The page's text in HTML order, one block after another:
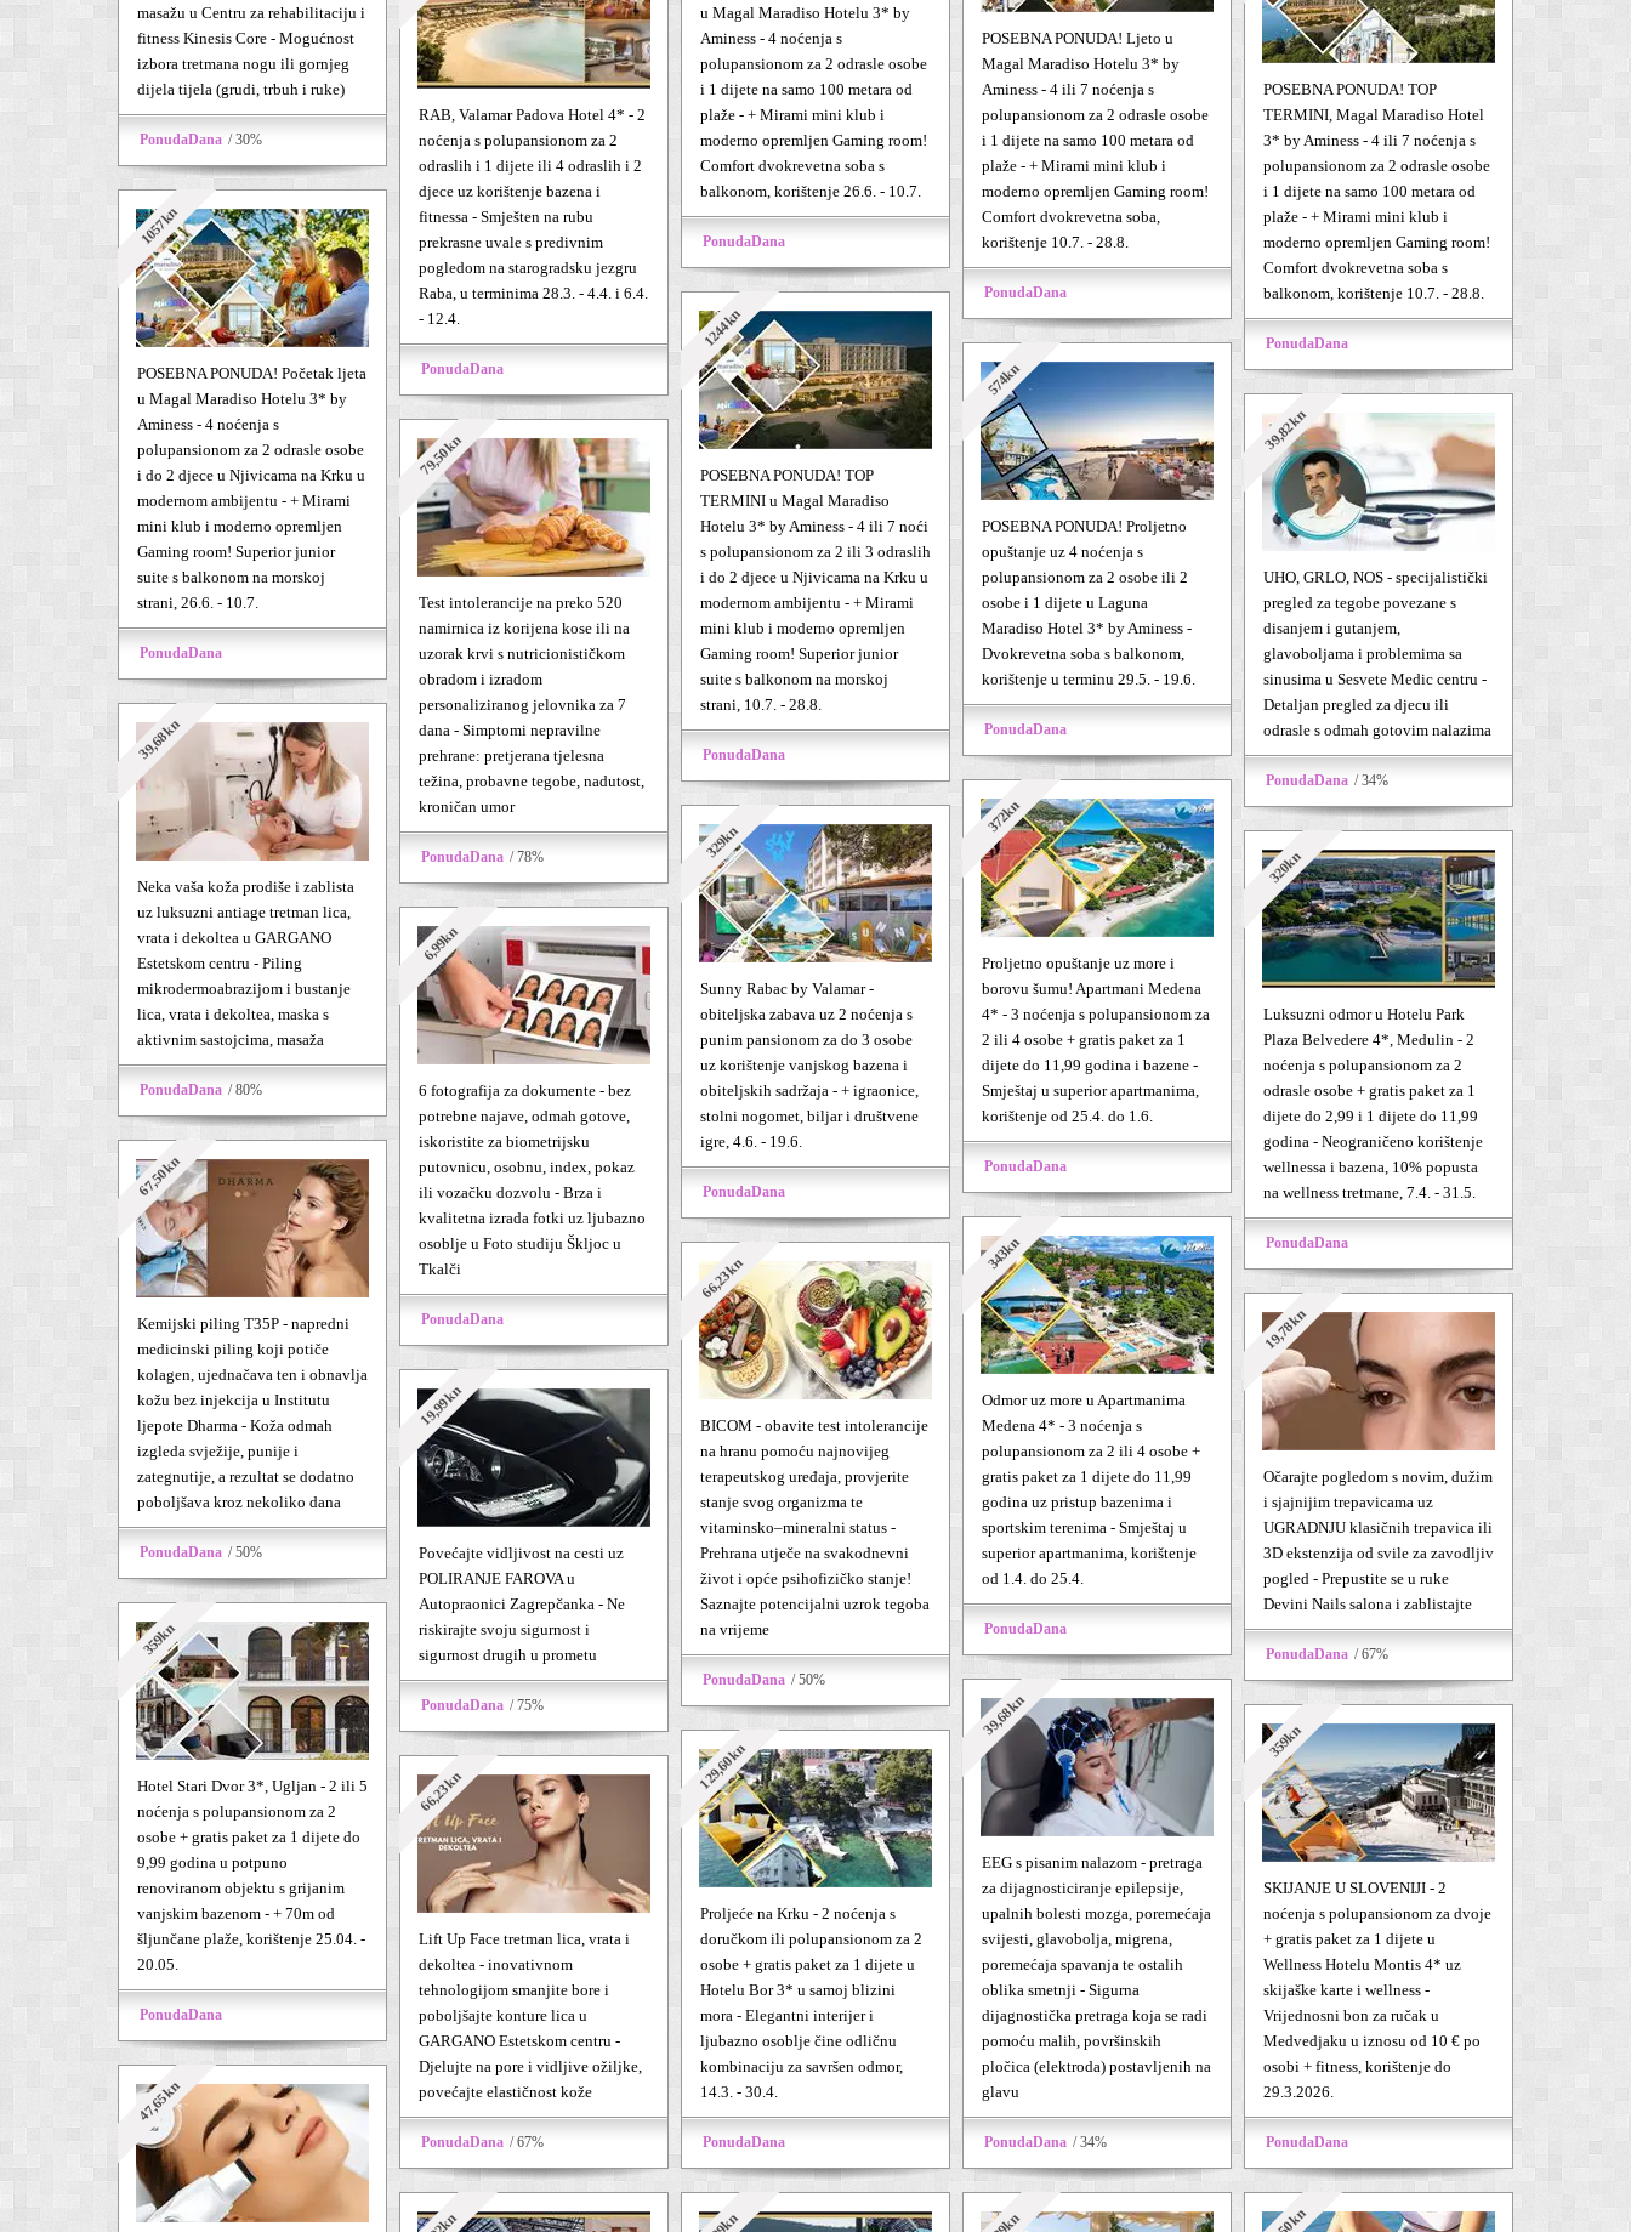
masažu u Centru za rehabilitaciju i
fitness Kinesis Core - Mogućnost
izbora tretmana nogu ili gornjeg
dijela tijela (grudi, trbuh i ruke)
PonudaDana / 30%
u Magal Maradiso Hotelu 3* by
Aminess - 4 noćenja s
polupansionom za 2 odrasle osobe
i 1 dijete na samo 100 metara od
plaže - + Mirami mini klub i
moderno opremljen Gaming room!
Comfort dvokrevetna soba s
balkonom, korištenje 26.6. - 10.7.
PonudaDana
POSEBNA PONUDA! Ljeto u
Magal Maradiso Hotelu 3* by
Aminess - 4 ili 7 noćenja s
polupansionom za 2 odrasle osobe
i 1 dijete na samo 100 metara od
plaže - + Mirami mini klub i
moderno opremljen Gaming room!
Comfort dvokrevetna soba,
korištenje 10.7. - 28.8.
PonudaDana
POSEBNA PONUDA! TOP
TERMINI, Magal Maradiso Hotel
3* by Aminess - 4 ili 7 noćenja s
polupansionom za 2 odrasle osobe
i 1 dijete na samo 100 metara od
plaže - + Mirami mini klub i
moderno opremljen Gaming room!
Comfort dvokrevetna soba s
balkonom, korištenje 10.7. - 28.8.
PonudaDana
RAB, Valamar Padova Hotel 4* - 2
noćenja s polupansionom za 2
odraslih i 1 dijete ili 4 odraslih i 2
djece uz korištenje bazena i
fitnessa - Smješten na rubu
prekrasne uvale s predivnim
pogledom na starogradsku jezgru
Raba, u terminima 28.3. - 4.4. i 6.4.
- 12.4.
PonudaDana
1057kn
POSEBNA PONUDA! Početak ljeta
u Magal Maradiso Hotelu 3* by
Aminess - 4 noćenja s
polupansionom za 2 odrasle osobe
i do 2 djece u Njivicama na Krku u
modernom ambijentu - + Mirami
mini klub i moderno opremljen
Gaming room! Superior junior
suite s balkonom na morskoj
strani, 26.6. - 10.7.
PonudaDana
1244kn
POSEBNA PONUDA! TOP
TERMINI u Magal Maradiso
Hotelu 3* by Aminess - 4 ili 7 noći
s polupansionom za 2 ili 3 odraslih
i do 2 djece u Njivicama na Krku u
modernom ambijentu - + Mirami
mini klub i moderno opremljen
Gaming room! Superior junior
suite s balkonom na morskoj
strani, 10.7. - 28.8.
PonudaDana
574kn
POSEBNA PONUDA! Proljetno
opuštanje uz 4 noćenja s
polupansionom za 2 osobe ili 2
osobe i 1 dijete u Laguna
Maradiso Hotel 3* by Aminess -
Dvokrevetna soba s balkonom,
korištenje u terminu 29.5. - 19.6.
PonudaDana
39,82kn
UHO, GRLO, NOS - specijalistički
pregled za tegobe povezane s
disanjem i gutanjem,
glavoboljama i problemima sa
sinusima u Sesvete Medic centru -
Detaljan pregled za djecu ili
odrasle s odmah gotovim nalazima
PonudaDana / 34%
79,50kn
Test intolerancije na preko 520
namirnica iz korijena kose ili na
uzorak krvi s nutricionističkom
obradom i izradom
personaliziranog jelovnika za 7
dana - Simptomi nepravilne
prehrane: pretjerana tjelesna
težina, probavne tegobe, nadutost,
kroničan umor
PonudaDana / 78%
39,68kn
Neka vaša koža prodiše i zablista
uz luksuzni antiage tretman lica,
vrata i dekoltea u GARGANO
Estetskom centru - Piling
mikrodermoabrazijom i bustanje
lica, vrata i dekoltea, maska s
aktivnim sastojcima, masaža
PonudaDana / 80%
372kn
Proljetno opuštanje uz more i
borovu šumu! Apartmani Medena
4* - 3 noćenja s polupansionom za
2 ili 4 osobe + gratis paket za 1
dijete do 11,99 godina i bazene -
Smještaj u superior apartmanima,
korištenje od 25.4. do 1.6.
PonudaDana
329kn
Sunny Rabac by Valamar -
obiteljska zabava uz 2 noćenja s
punim pansionom za do 3 osobe
uz korištenje vanjskog bazena i
obiteljskih sadržaja - + igraonice,
stolni nogomet, biljar i društvene
igre, 4.6. - 19.6.
PonudaDana
320kn
Luksuzni odmor u Hotelu Park
Plaza Belvedere 4*, Medulin - 2
noćenja s polupansionom za 2
odrasle osobe + gratis paket za 1
dijete do 2,99 i 1 dijete do 11,99
godina - Neograničeno korištenje
wellnessa i bazena, 10% popusta
na wellness tretmane, 7.4. - 31.5.
PonudaDana
6,99kn
6 fotografija za dokumente - bez
potrebne najave, odmah gotove,
iskoristite za biometrijsku
putovnicu, osobnu, index, pokaz
ili vozačku dozvolu - Brza i
kvalitetna izrada fotki uz ljubazno
osoblje u Foto studiju Škljoc u
Tkalči
PonudaDana
67,50kn
Kemijski piling T35P - napredni
medicinski piling koji potiče
kolagen, ujednačava ten i obnavlja
kožu bez injekcija u Institutu
ljepote Dharma - Koža odmah
izgleda svježije, punije i
zategnutije, a rezultat se dodatno
poboljšava kroz nekoliko dana
PonudaDana / 50%
343kn
Odmor uz more u Apartmanima
Medena 4* - 3 noćenja s
polupansionom za 2 ili 4 osobe +
gratis paket za 1 dijete do 11,99
godina uz pristup bazenima i
sportskim terenima - Smještaj u
superior apartmanima, korištenje
od 1.4. do 25.4.
PonudaDana
66,23kn
BICOM - obavite test intolerancije
na hranu pomoću najnovijeg
terapeutskog uređaja, provjerite
stanje svog organizma te
vitaminsko–mineralni status -
Prehrana utječe na svakodnevni
život i opće psihofizičko stanje!
Saznajte potencijalni uzrok tegoba
na vrijeme
PonudaDana / 50%
19,78kn
Očarajte pogledom s novim, dužim
i sjajnijim trepavicama uz
UGRADNJU klasičnih trepavica ili
3D ekstenzija od svile za zavodljiv
pogled - Prepustite se u ruke
Devini Nails salona i zablistajte
PonudaDana / 67%
19,99kn
Povećajte vidljivost na cesti uz
POLIRANJE FAROVA u
Autopraonici Zagrepčanka - Ne
riskirajte svoju sigurnost i
sigurnost drugih u prometu
PonudaDana / 75%
359kn
Hotel Stari Dvor 3*, Ugljan - 2 ili 5
noćenja s polupansionom za 2
osobe + gratis paket za 1 dijete do
9,99 godina u potpuno
renoviranom objektu s grijanim
vanjskim bazenom - + 70m od
šljunčane plaže, korištenje 25.04. -
20.05.
PonudaDana
39,68kn
EEG s pisanim nalazom - pretraga
za dijagnosticiranje epilepsije,
upalnih bolesti mozga, poremećaja
svijesti, glavobolja, migrena,
poremećaja spavanja te ostalih
oblika smetnji - Sigurna
dijagnostička pretraga koja se radi
pomoću malih, površinskih
pločica (elektroda) postavljenih na
glavu
PonudaDana / 34%
359kn
SKIJANJE U SLOVENIJI - 2
noćenja s polupansionom za dvoje
+ gratis paket za 1 dijete u
Wellness Hotelu Montis 4* uz
skijaške karte i wellness -
Vrijednosni bon za ručak u
Medvedjaku u iznosu od 10 € po
osobi + fitness, korištenje do
29.3.2026.
PonudaDana
129,60kn
Proljeće na Krku - 2 noćenja s
doručkom ili polupansionom za 2
osobe + gratis paket za 1 dijete u
Hotelu Bor 3* u samoj blizini
mora - Elegantni interijer i
ljubazno osoblje čine odličnu
kombinaciju za savršen odmor,
14.3. - 30.4.
PonudaDana
66,23kn
Lift Up Face tretman lica, vrata i
dekoltea - inovativnom
tehnologijom smanjite bore i
poboljšajte konture lica u
GARGANO Estetskom centru -
Djelujte na pore i vidljive ožiljke,
povećajte elastičnost kože
PonudaDana / 67%
47,65kn